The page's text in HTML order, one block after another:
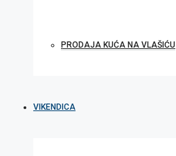
PRODAJA KUĆA NA VLAŠIĆU
VIKENDICA